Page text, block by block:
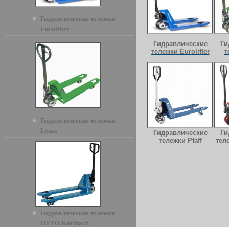
Гидравлические тележки
Eurolifter
Гидравлические тележки
Lema
Гидравлические тележки
OTTO Kurtbach
Гидравлические
тележки Eurolifter
Гидравлические
тележки Pfaff